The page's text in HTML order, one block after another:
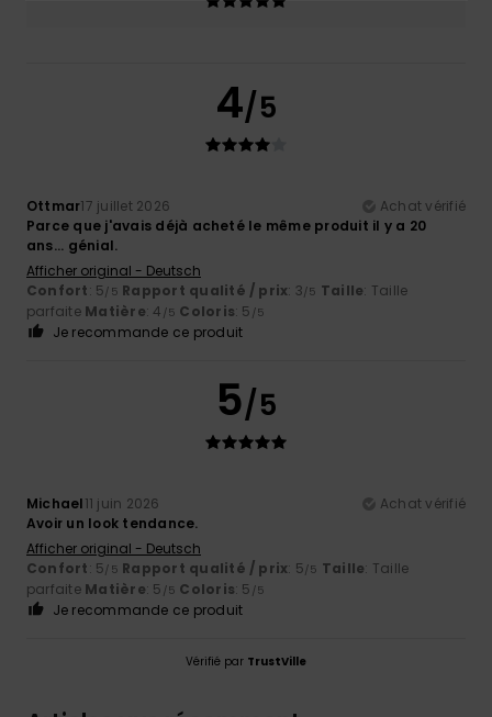
4/5
Ottmar17 juillet 2026
Achat vérifié
Parce que j'avais déjà acheté le même produit il y a 20
ans... génial.
Afficher original - Deutsch
Confort: 5/5 Rapport qualité / prix: 3/5 Taille: Taille
parfaite Matière: 4 /5 Coloris: 5 /5
Je recommande ce produit
5/5
Michael11 juin 2026
Achat vérifié
Avoir un look tendance.
Afficher original - Deutsch
Confort: 5/5 Rapport qualité / prix: 5/5 Taille: Taille
parfaite Matière: 5 /5 Coloris: 5 /5
Je recommande ce produit
Vérifié par TrustVille